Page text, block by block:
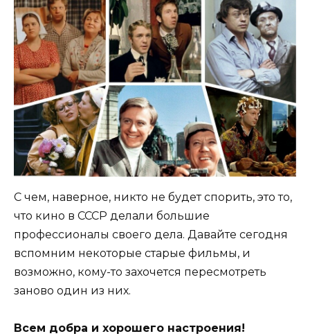
С чем, наверное, никто не будет спорить, это то,
что кино в СССР делали большие
профессионалы своего дела. Давайте сегодня
вспомним некоторые старые фильмы, и
возможно, кому-то захочется пересмотреть
заново один из них.
Всем добра и хорошего настроения!